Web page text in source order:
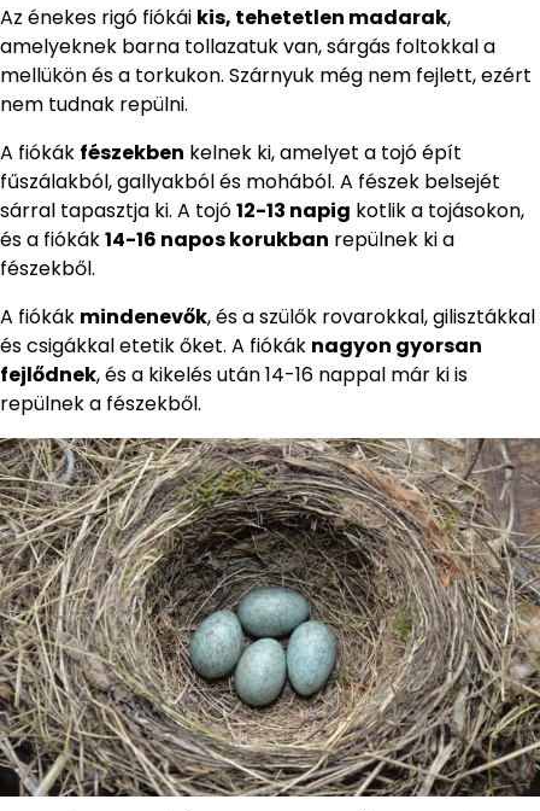
Az énekes rigó fiókái kis, tehetetlen madarak,
amelyeknek barna tollazatuk van, sárgás foltokkal a
mellükön és a torkukon. Szárnyuk még nem fejlett, ezért
nem tudnak repülni.
A fiókák fészekben kelnek ki, amelyet a tojó épít
fűszálakból, gallyakból és mohából. A fészek belsejét
sárral tapasztja ki. A tojó12-13 napig kotlik a tojásokon,
és a fiókák14-16 napos korukban repülnek ki a
fészekből.
A fiókák mindenevők, és a szülők rovarokkal, gilisztákkal
és csigákkal etetik őket. A fiókák nagyon gyorsan
fejlődnek, és a kikelés után 14-16 nappal már ki is
repülnek a fészekből.